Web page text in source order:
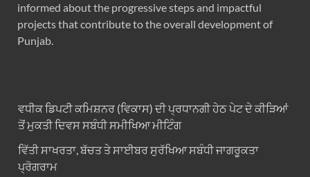
informed about the progressive steps and impactful
projects that contribute to the overall development of
Punjab.
ਵਧੀਕ ਡਿਪਟੀ ਕਮਿਸ਼ਨਰ (ਵਿਕਾਸ) ਦੀ ਪ੍ਰਧਾਨਗੀ ਹੇਠ ਪੇਟ ਦੇ ਕੀੜਿਆਂ
ਤੋਂ ਮੁਕਤੀ ਦਿਵਸ ਸਬੰਧੀ ਸਮੀਖਿਆ ਮੀਟਿੰਗ
ਵਿੱਤੀ ਸਾਖਰਤਾ, ਬੱਚਤ ਤੇ ਸਾਈਬਰ ਸੁਰੱਖਿਆ ਸਬੰਧੀ ਜਾਗਰੂਕਤਾ
ਪ੍ਰੋਗਰਾਮ